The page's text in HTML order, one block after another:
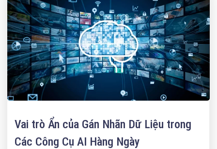
Vai trò Ẩn của Gán Nhãn Dữ Liệu trong
Các Công Cụ AI Hàng Ngày